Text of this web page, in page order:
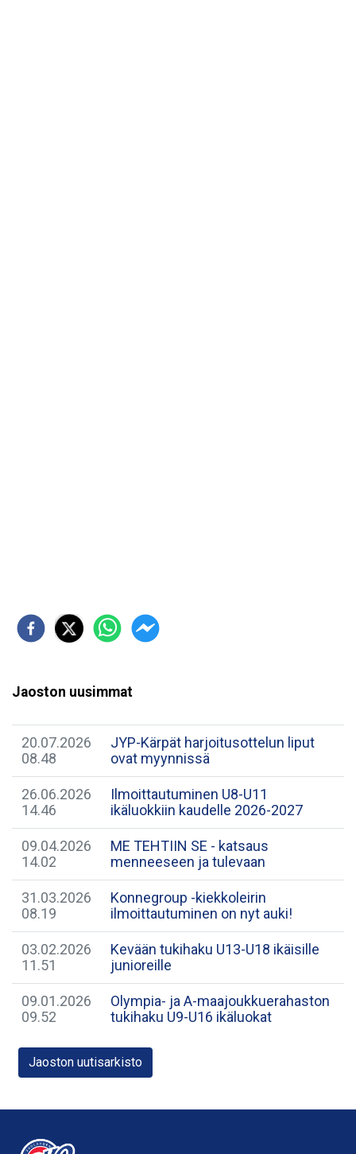
Jaoston uusimmat
20.07.2026
08.48
JYP-Kärpät harjoitusottelun liput
ovat myynnissä
26.06.2026
14.46
Ilmoittautuminen U8-U11
ikäluokkiin kaudelle 2026-2027
09.04.2026
14.02
ME TEHTIIN SE - katsaus
menneeseen ja tulevaan
31.03.2026
08.19
Konnegroup -kiekkoleirin
ilmoittautuminen on nyt auki!
03.02.2026
11.51
Kevään tukihaku U13-U18 ikäisille
junioreille
09.01.2026
09.52
Olympia- ja A-maajoukkuerahaston
tukihaku U9-U16 ikäluokat
Jaoston uutisarkisto